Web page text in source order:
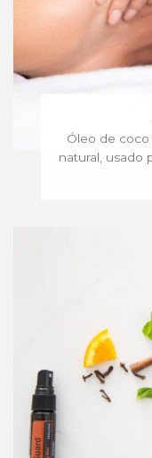
Óleo de coco
natural, usado